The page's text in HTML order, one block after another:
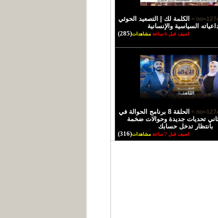
الكلمة لك | التصعيد الحوثي
السياسية والإنسانية
اضيف قبل 6 ساعة مشاهدات(285)
الحلقة 8 برنامج الحوالة في
تحديات جديدة وحوالات ضخمة
بانتظار تدخل حسابك
اضيف قبل 7 ساعة مشاهدات(316)